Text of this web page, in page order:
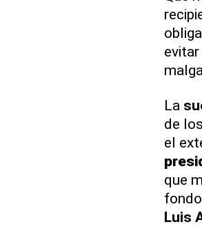
La
de
el
que
Luis